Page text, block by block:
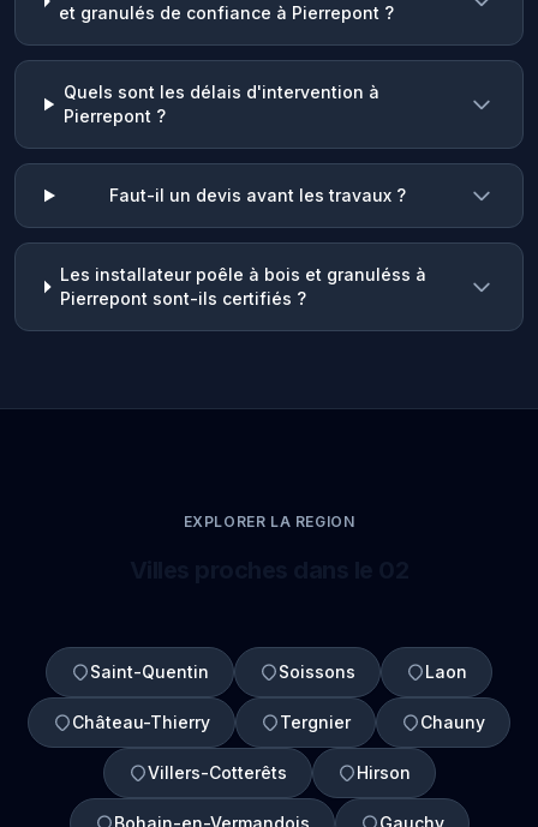
et granulés de confiance à Pierrepont ?
Quels sont les délais d'intervention à
Pierrepont ?
Faut-il un devis avant les travaux ?
Les installateur poêle à bois et granuléss à
Pierrepont sont-ils certifiés ?
EXPLORER LA REGION
Saint-Quentin Soissons Laon
Château-Thierry Tergnier Chauny
Villers-Cotterêts Hirson
Bohain-en-Vermandois Gauchy